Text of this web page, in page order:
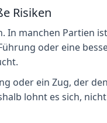
Risiken
manchen Partien
oder eine
oder ein Zug, der
lohnt es sich,